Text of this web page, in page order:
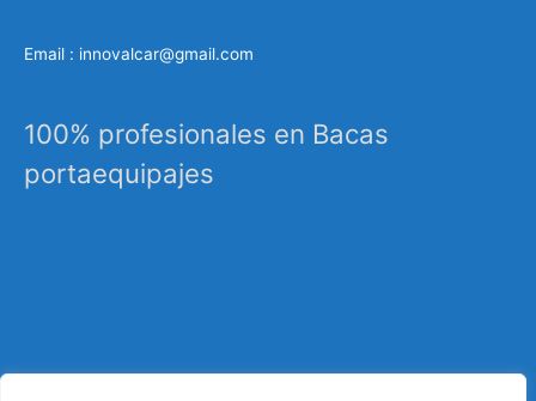
Email : innovalcar@gmail.com
100% profesionales en Bacas
portaequipajes